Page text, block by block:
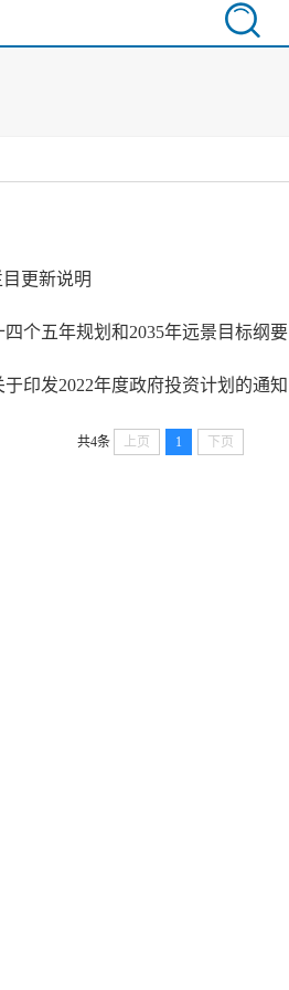
更新说明
个五年规划和2035年远景目标纲要
印发2022年度政府投资计划的通知
共4条 上页 1 下页